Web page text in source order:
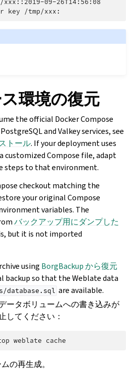
key /tmp/xxx:
環境の復元
the official Docker Compose
and Valkey services, see
トール. If your deployment uses
customized Compose file, adapt
steps to that environment.
checkout matching the
your original Compose
variables. The
バックアップ用にダンプした
but it is not imported
using BorgBackup から復元
backup so that the Weblate data
database.sql are available.
ータボリュームへの書き込みが
してください：
weblate
の再生成。